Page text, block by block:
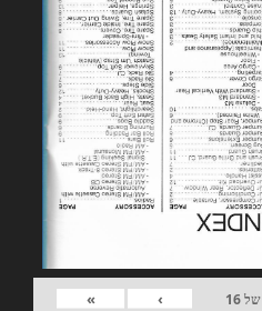
של16
›
»